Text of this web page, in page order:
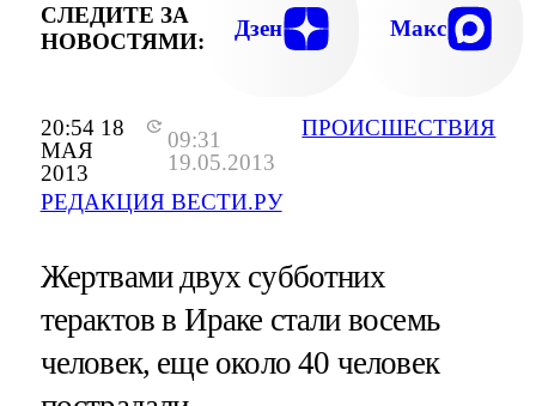
20:54 18
МАЯ
2013
09:31
19.05.2013
РЕДАКЦИЯ ВЕСТИ.РУ
ПРОИСШЕСТВИЯ
СЛЕДИТЕ ЗА
НОВОСТЯМИ:
Дзен Макс
Жертвами двух субботних
терактов в Ираке стали восемь
человек, еще около 40 человек